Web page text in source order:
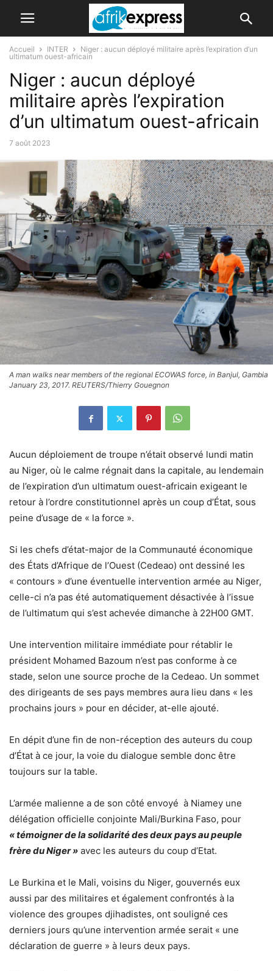
Accueil INTER
Niger : aucun déployé militaire après l’expiration d’un
ultimatum ouest-africain
Niger : aucun déployé
militaire après l’expiration
d’un ultimatum ouest-africain
7 août 2023
A man walks near members of the regional ECOWAS force, in Banjul, Gambia
January 23, 2017. REUTERS/Thierry Gouegnon
Aucun déploiement de troupe n’était observé lundi matin
au Niger, où le calme régnait dans la capitale, au lendemain
de l’expiration d’un ultimatum ouest-africain exigeant le
retour à l’ordre constitutionnel après un coup d’État, sous
peine d’usage de « la force ».
Si les chefs d’état-major de la Communauté économique
des États d’Afrique de l’Ouest (Cedeao) ont dessiné les
« contours » d’une éventuelle intervention armée au Niger,
celle-ci n’a pas été automatiquement désactivée à l’issue
de l’ultimatum qui s’est achevée dimanche à 22H00 GMT.
Une intervention militaire immédiate pour rétablir le
président Mohamed Bazoum n’est pas conforme à ce
stade, selon une source proche de la Cedeao. Un sommet
des dirigeants de ses pays membres aura lieu dans « les
prochains jours » pour en décider, at-elle ajouté.
En dépit d’une fin de non-réception des auteurs du coup
d’État à ce jour, la voie du dialogue semble donc être
toujours sur la table.
L’armée malienne a de son côté envoyé à Niamey une
délégation officielle conjointe Mali/Burkina Faso, pour
« témoigner de la solidarité des deux pays au peuple
frère du Niger » avec les auteurs du coup d’Etat.
Le Burkina et le Mali, voisins du Niger, gouvernés eux
aussi par des militaires et également confrontés à la
violence des groupes djihadistes, ont souligné ces
derniers jours qu’une intervention armée serait « une
déclaration de guerre » à leurs deux pays.